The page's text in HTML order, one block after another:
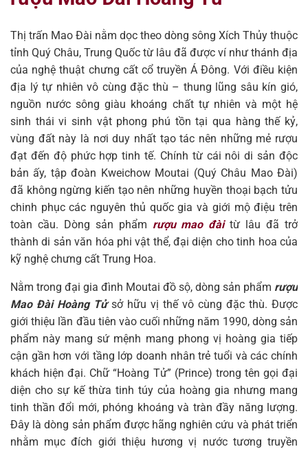
Thị trấn Mao Đài nằm dọc theo dòng sông Xích Thủy thuộc
tỉnh Quý Châu, Trung Quốc từ lâu đã được ví như thánh địa
của nghệ thuật chưng cất cổ truyền Á Đông. Với điều kiện
địa lý tự nhiên vô cùng đặc thù – thung lũng sâu kín gió,
nguồn nước sông giàu khoáng chất tự nhiên và một hệ
sinh thái vi sinh vật phong phú tồn tại qua hàng thế kỷ,
vùng đất này là nơi duy nhất tạo tác nên những mẻ rượu
đạt đến độ phức hợp tinh tế. Chính từ cái nôi di sản độc
bản ấy, tập đoàn Kweichow Moutai (Quý Châu Mao Đài)
đã không ngừng kiến tạo nên những huyền thoại bạch tửu
chinh phục các nguyên thủ quốc gia và giới mộ điệu trên
toàn cầu. Dòng sản phẩm rượu mao đàitừ lâu đã trở
thành di sản văn hóa phi vật thể, đại diện cho tinh hoa của
kỹ nghệ chưng cất Trung Hoa.
Nằm trong đại gia đình Moutai đồ sộ, dòng sản phẩm rượu
Mao Đài Hoàng Tửsở hữu vị thế vô cùng đặc thù. Được
giới thiệu lần đầu tiên vào cuối những năm 1990, dòng sản
phẩm này mang sứ mệnh mang phong vị hoàng gia tiếp
cận gần hơn với tầng lớp doanh nhân trẻ tuổi và các chính
khách hiện đại. Chữ “Hoàng Tử” (Prince) trong tên gọi đại
diện cho sự kế thừa tinh túy của hoàng gia nhưng mang
tinh thần đổi mới, phóng khoáng và tràn đầy năng lượng.
Đây là dòng sản phẩm được hãng nghiên cứu và phát triển
nhằm mục đích giới thiệu hương vị nước tương truyền